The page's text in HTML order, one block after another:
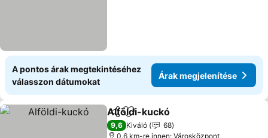
A pontos árak megtekintéséhez
válasszon dátumokat
Árak megjelenítése
Megosztás
Hozzáadás a kedvencekhez
Alföldi-kuckó
9,6 Kiváló
68
0.6 km-re innen: Városközpont